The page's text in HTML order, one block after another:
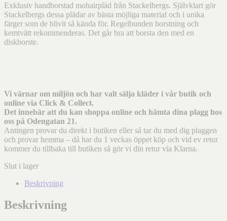
Exklusiv handborstad mohairpläd från Stackelbergs. Självklart gör
Stackelbergs dessa plädar av bästa möjliga material och i unika
färger som de blivit så kända för. Regelbunden borstning och
kemtvätt rekommenderas. Det går bra att borsta den med en
diskborste.
Vi värnar om miljön och har valt sälja kläder i vår butik och
online via Click & Collect.
Det innebär att du kan shoppa online och hämta dina plagg hos
oss på Odengatan 21.
Antingen provar du direkt i butiken eller så tar du med dig plaggen
och provar hemma – då har du 1 veckas öppet köp och vid ev retur
kommer du tillbaka till butiken så gör vi din retur via Klarna.
Slut i lager
Beskrivning
Beskrivning